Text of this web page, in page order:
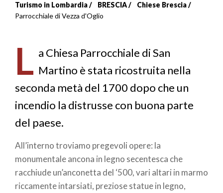
Briciole
pane
Turismo in Lombardia BRESCIA
Chiese Brescia
Parrocchiale di Vezza d'Oglio
L a Chiesa Parrocchiale di San
Martino è stata ricostruita nella
seconda metà del 1700 dopo che un
incendio la distrusse con buona parte
del paese.
All’interno troviamo pregevoli opere: la
monumentale ancona in legno secentesca che
racchiude un’anconetta del ‘500, vari altari in marmo
riccamente intarsiati, preziose statue in legno,